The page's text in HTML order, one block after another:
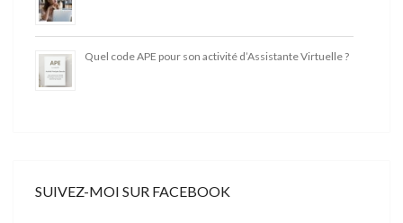
Quel code APE pour son activité d’Assistante Virtuelle ?
SUIVEZ-MOI SUR FACEBOOK